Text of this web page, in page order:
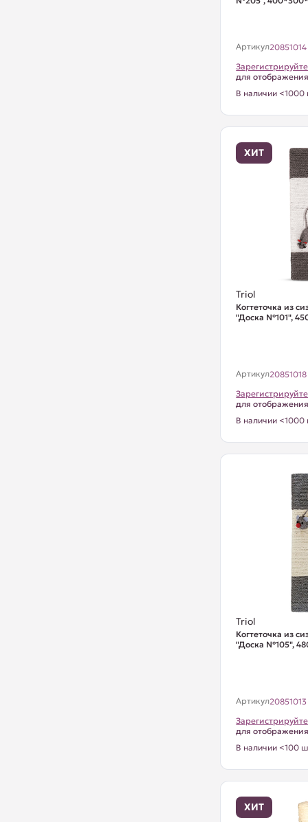
Артикул20851014
для
В наличии <1000
ХИТ
Triol
Когтеточка из
"Доска №101",
Артикул20851018
для
В наличии <1000
Triol
Когтеточка из
"Доска №105",
Артикул20851013
для
В наличии <100
ХИТ